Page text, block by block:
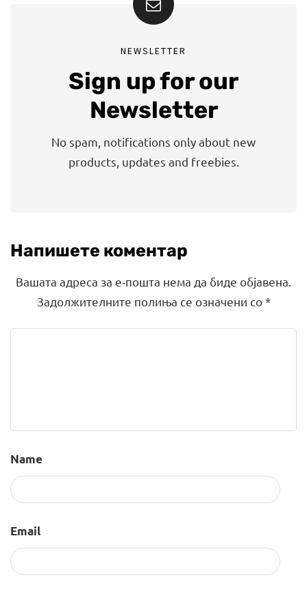
NEWSLETTER
Sign up for our
Newsletter
No spam, notifications only about new
products, updates and freebies.
Напишете коментар
Вашата адреса за е-пошта нема да биде објавена.
Задолжителните полиња се означени со*
Name
Email